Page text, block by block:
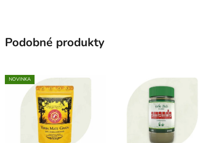
Podobné produkty
NOVINKA